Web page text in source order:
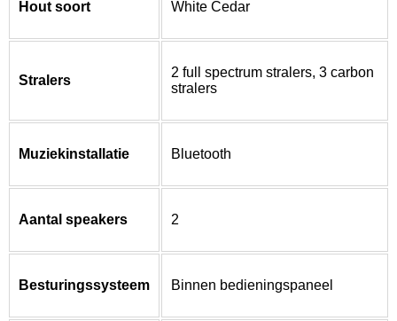
Hout soort White Cedar
Stralers
2 full spectrum stralers, 3 carbon
stralers
Muziekinstallatie Bluetooth
Aantal speakers 2
Besturingssysteem Binnen bedieningspaneel